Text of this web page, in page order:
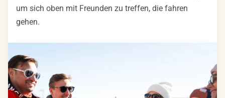
um sich oben mit Freunden zu treffen, die fahren
gehen.